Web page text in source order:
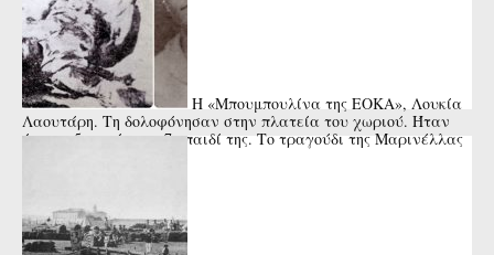
Η «Μπουμπουλίνα της ΕΟΚΑ», Λουκία
Λαουτάρη. Τη δολοφόνησαν στην πλατεία του χωριού. Ήταν
έγκυος 5 μηνών στο 7ο παιδί της. Το τραγούδι της Μαρινέλλας